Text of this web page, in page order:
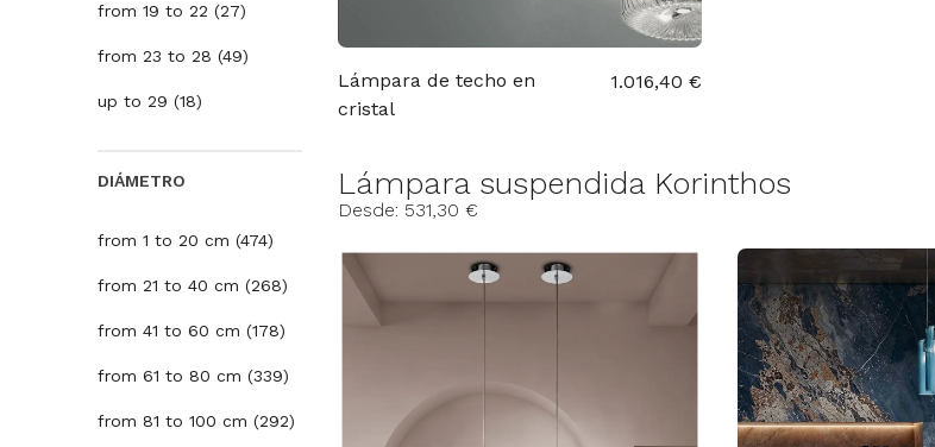
Lámpara de techo en
cristal
1.016,40 €
Lámpara suspendida Korinthos
Desde: 531,30 €
from 19 to 22 (27)
from 23 to 28 (49)
up to 29 (18)
DIÁMETRO
from 1 to 20 cm (474)
from 21 to 40 cm (268)
from 41 to 60 cm (178)
from 61 to 80 cm (339)
from 81 to 100 cm (292)